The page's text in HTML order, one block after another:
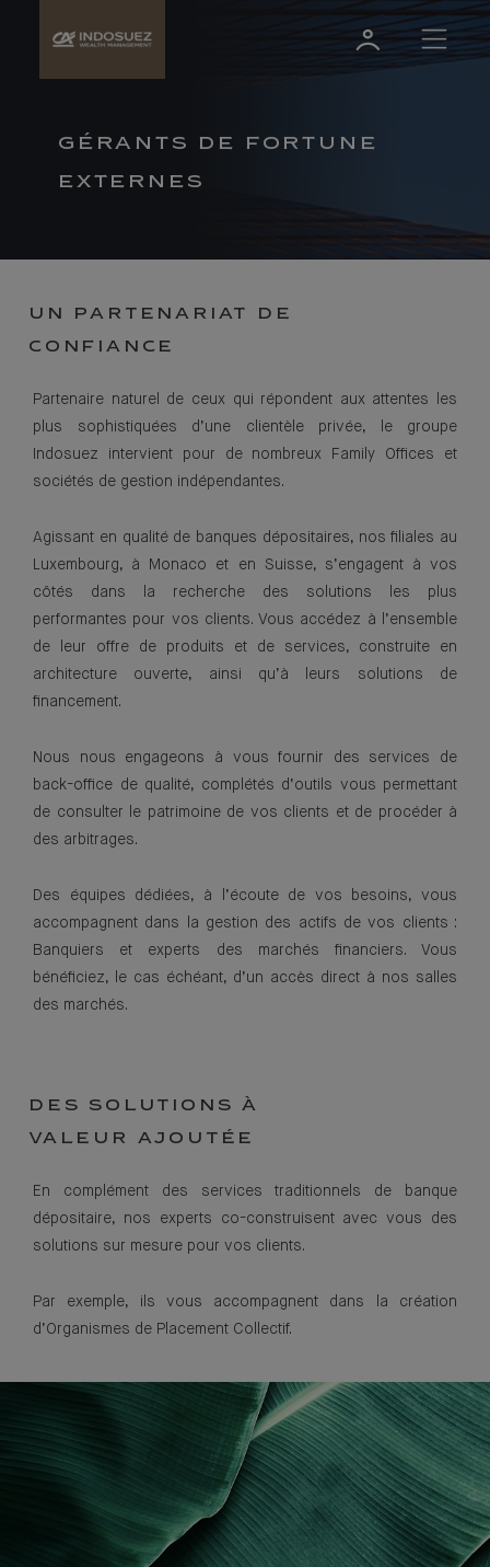
GÉRANTS DE FORTUNE
EXTERNES
UN PARTENARIAT DE
CONFIANCE
Partenaire naturel de ceux qui répondent aux attentes les
plus sophistiquées d’une clientèle privée, le groupe
Indosuez intervient pour de nombreux Family Offices et
sociétés de gestion indépendantes.
Agissant en qualité de banques dépositaires, nos filiales au
Luxembourg, à Monaco et en Suisse, s’engagent à vos
côtés dans la recherche des solutions les plus
performantes pour vos clients. Vous accédez à l’ensemble
de leur offre de produits et de services, construite en
architecture ouverte, ainsi qu’à leurs solutions de
financement.
Nous nous engageons à vous fournir des services de
back-office de qualité, complétés d’outils vous permettant
de consulter le patrimoine de vos clients et de procéder à
des arbitrages.
Des équipes dédiées, à l’écoute de vos besoins, vous
accompagnent dans la gestion des actifs de vos clients :
Banquiers et experts des marchés financiers. Vous
bénéficiez, le cas échéant, d’un accès direct à nos salles
des marchés.
DES SOLUTIONS À
VALEUR AJOUTÉE
En complément des services traditionnels de banque
dépositaire, nos experts co-construisent avec vous des
solutions sur mesure pour vos clients.
Par exemple, ils vous accompagnent dans la création
d’Organismes de Placement Collectif.